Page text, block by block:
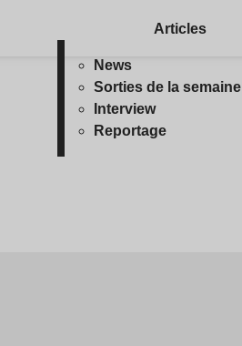
Articles
News
Sorties de la semaine
Interview
Reportage